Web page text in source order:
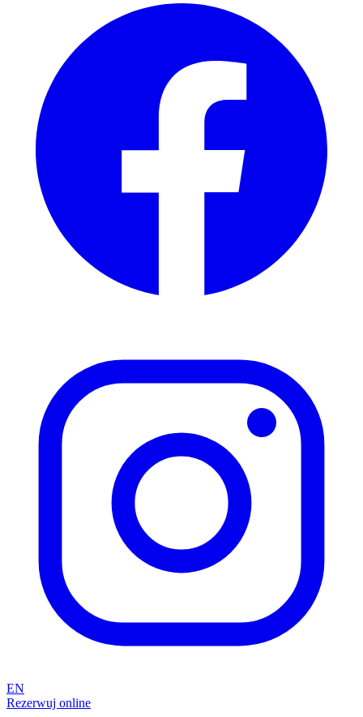
EN
Rezerwuj online